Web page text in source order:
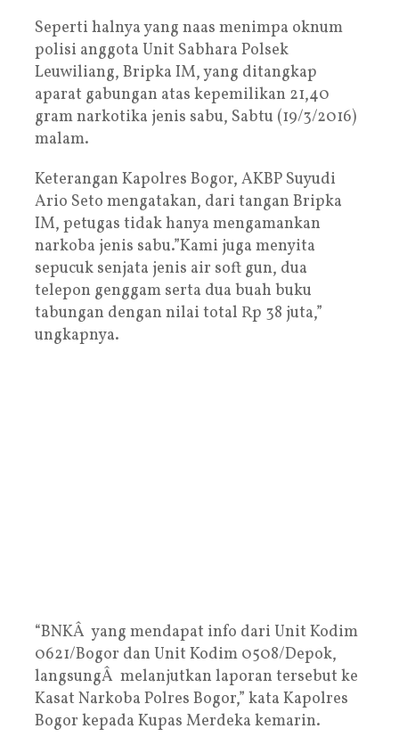
Seperti halnya yang naas menimpa oknum
polisi anggota Unit Sabhara Polsek
Leuwiliang, Bripka IM, yang ditangkap
aparat gabungan atas kepemilikan 21,40
gram narkotika jenis sabu, Sabtu (19/3/2016)
malam.
Keterangan Kapolres Bogor, AKBP Suyudi
Ario Seto mengatakan, dari tangan Bripka
IM, petugas tidak hanya mengamankan
narkoba jenis sabu.”Kami juga menyita
sepucuk senjata jenis air soft gun, dua
telepon genggam serta dua buah buku
tabungan dengan nilai total Rp 38 juta,”
ungkapnya.
“BNKÂ yang mendapat info dari Unit Kodim
0621/Bogor dan Unit Kodim 0508/Depok,
langsungÂ melanjutkan laporan tersebut ke
Kasat Narkoba Polres Bogor,” kata Kapolres
Bogor kepada Kupas Merdeka kemarin.